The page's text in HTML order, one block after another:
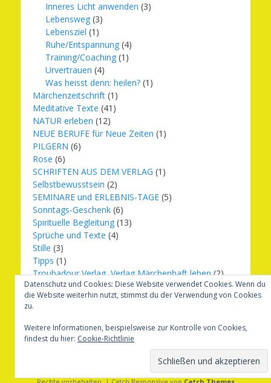
Inneres Licht anwenden (3)
Lebensweg (3)
Lebensziel (1)
Ruhe/Entspannung (4)
Training/Coaching (1)
Urvertrauen (4)
Was heisst denn: heilen? (1)
Märchenzeitschrift (1)
Meditative Texte (41)
NATUR erleben (12)
NEUE BERUFE für Neue Zeiten (1)
PILGERN (6)
Rose (6)
SCHRIFTEN AUS DEM VERLAG (1)
Selbstbewusstsein (2)
SEMINARE und ERLEBNIS-TAGE (5)
Sonntags-Geschenk (6)
Spirituelle Begleitung (13)
Sprüche und Texte (4)
Stille (3)
Tipps (1)
Troubadour Verlag, Verlag Märchenhaft leben(2)
Übungen (1)
Urbilder(20)
Verlag Märchenhaft leben
Weihnachten(16)
Datenschutz und Cookies: Diese Website verwendet Cookies. Wenn du
die Website weiterhin nutzt, stimmst du der Verwendung von Cookies
zu.
Weitere Informationen, beispielsweise zur Kontrolle von Cookies,
findest du hier: Cookie-Richtlinie
Märchenhaft und erfüllt leben. Alle